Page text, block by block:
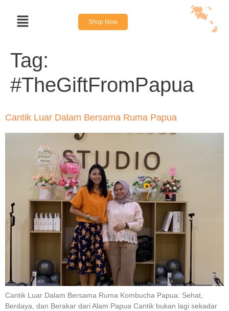
Shop Now
Tag:
#TheGiftFromPapua
Cantik Luar Dalam Bersama Ruma Papua
Cantik Luar Dalam Bersama Ruma Kombucha Papua: Sehat,
Berdaya, dan Berakar dari Alam Papua Cantik bukan lagi sekadar